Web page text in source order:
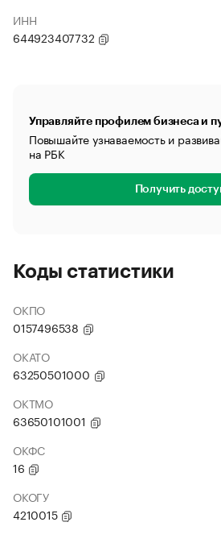
ИНН
644923407732
Управляйте профилем бизнеса и
Повышайте узнаваемость и
на РБК
Получить
Коды статистики
ОКПО
0157496538
ОКАТО
63250501000
ОКТМО
63650101001
ОКФС
16
ОКОГУ
4210015